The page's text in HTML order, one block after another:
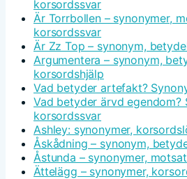
korsordssvar
Är Torrbollen – synonymer,
korsordssvar
Är Zz Top – synonym,
Argumentera – synonym,
korsordshjälp
Vad betyder artefakt?
Vad betyder ärvd egendom?
korsordssvar
Ashley: synonymer,
Åskådning – synonym,
Åstunda – synonymer,
Ättelägg – synonymer,